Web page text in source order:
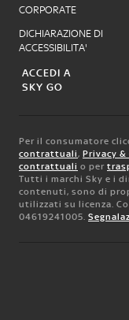
CORPORATE
DICHIARAZIONE DI
ACCESSIBILITA'
ACCEDI A
SKY GO
Per il consumatore
contrattuali, Privacy &
contrattuali o per
Tutti i marchi Sky e i
contenuti, sono di
utilizzati su licenza.
04619241005.